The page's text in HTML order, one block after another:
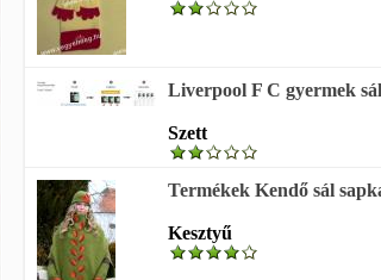
Liverpool F C gyermek
Szett
Termékek Kendő sál
Kesztyű